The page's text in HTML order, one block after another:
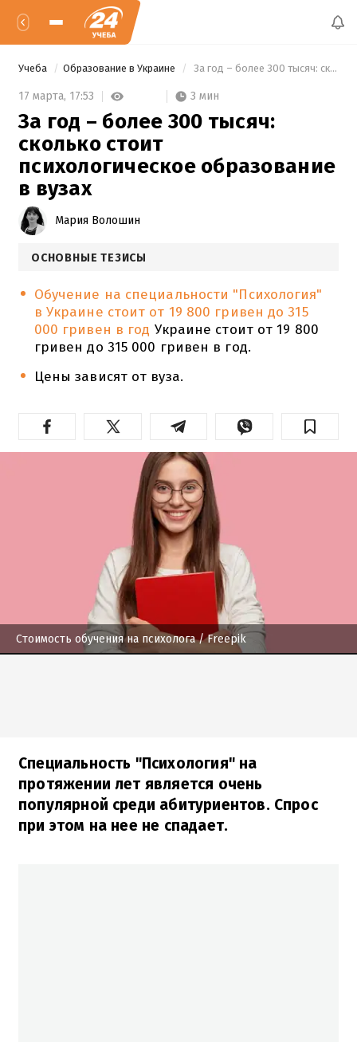
Учеба Образование в Украине За год – более 300 тысяч: сколько стоит психологическое образование в вузах
17 марта, 17:53 3 мин
За год – более 300 тысяч:
сколько стоит
психологическое образование
в вузах
Мария Волошин
ОСНОВНЫЕ ТЕЗИСЫ
Обучение на специальности "Психология"
в Украине стоит от 19 800 гривен до 315
000 гривен в год Украине стоит от 19 800
гривен до 315 000 гривен в год.
Цены зависят от вуза.
Стоимость обучения на психолога/ Freepik
Специальность "Психология" на
протяжении лет является очень
популярной среди абитуриентов. Спрос
при этом на нее не спадает.